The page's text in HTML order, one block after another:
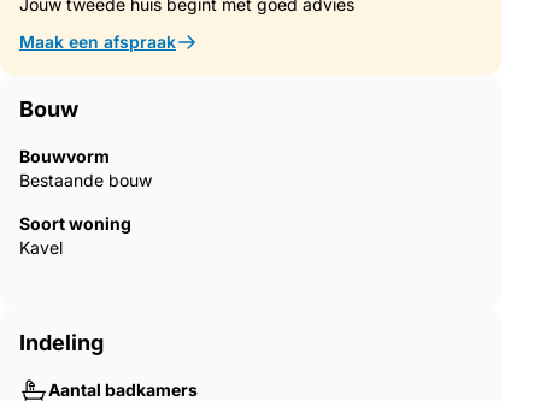
share a fireside drink with like-minded neighbours as the
evening sets in.
Jouw tweede huis begint met goed advies
Maak een afspraak
Bouw
Bouwvorm
Bestaande bouw
Soort woning
Kavel
Indeling
Aantal badkamers